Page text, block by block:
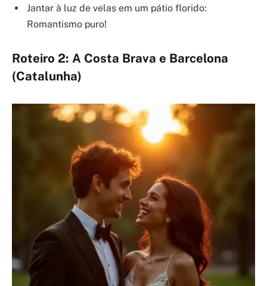
Jantar à luz de velas em um pátio florido:
Romantismo puro!
Roteiro 2: A Costa Brava e Barcelona
(Catalunha)